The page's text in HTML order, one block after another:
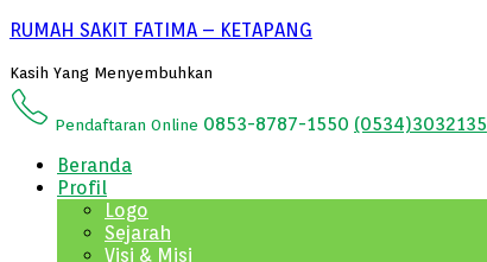
RUMAH SAKIT FATIMA – KETAPANG
Kasih Yang Menyembuhkan
Pendaftaran Online 0853-8787-1550 (0534)3032135
Beranda
Profil
Logo
Sejarah
Visi & Misi